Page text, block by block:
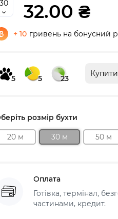
32.00 ₴
+ 10 гривень на бонусний
5 5 23
розмір бухти
20 м 30 м 50 м
Оплата
Готівка, термінал,
частинами, кредит.